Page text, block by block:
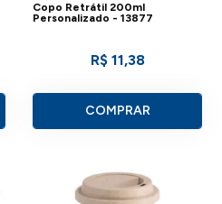
Copo Retrátil 200ml
Personalizado - 13877
R$ 11,38
COMPRAR